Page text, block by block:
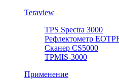
Teraview
TPS Spectra 3000
Рефлектометр
Сканер CS5000
TPMIS-3000
Применение